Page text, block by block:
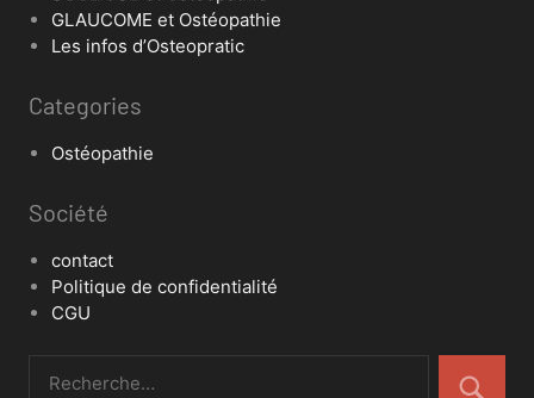
GLAUCOME et Ostéopathie
Les infos d’Osteopratic
Categories
Ostéopathie
Société
contact
Politique de confidentialité
CGU